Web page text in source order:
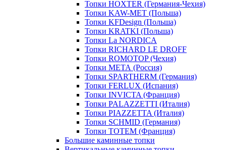
Топки HOXTER (Германия-Чехия)
Топки KAW-MET (Польша)
Топки KFDesign (Польша)
Топки KRATKI (Польша)
Топки La NORDICA
Топки RICHARD LE DROFF
Топки ROMOTOP (Чехия)
Топки МЕТА (Россия)
Топки SPARTHERM (Германия)
Топки FERLUX (Испания)
Топки INVICTA (Франция)
Топки PALAZZETTI (Италия)
Топки PIAZZETTA (Италия)
Топки SCHMID (Германия)
Топки TOTEM (Франция)
Большие каминные топки